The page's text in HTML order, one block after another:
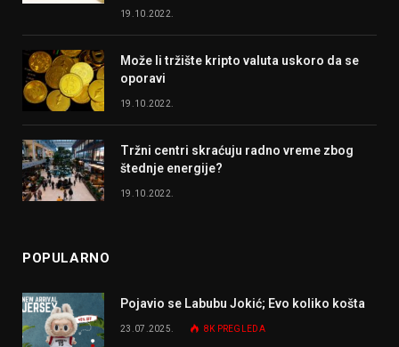
19.10.2022.
Može li tržište kripto valuta uskoro da se
oporavi
19.10.2022.
Tržni centri skraćuju radno vreme zbog
štednje energije?
19.10.2022.
POPULARNO
Pojavio se Labubu Jokić; Evo koliko košta
23.07.2025. 8K PREGLEDA